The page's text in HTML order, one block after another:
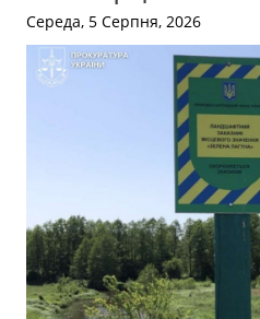
Середа, 5 Серпня, 2026